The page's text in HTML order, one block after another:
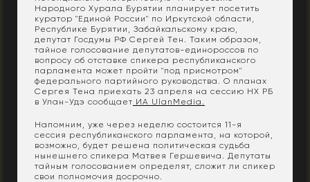
Народного Хурала Бурятии планирует посетить
куратор "Единой России" по Иркутской области,
Республике Бурятии, Забайкальскому краю,
депутат Госдумы РФ Сергей Тен. Таким образом,
тайное голосование депутатов-единороссов по
вопросу об отставке спикера республиканского
парламента может пройти "под присмотром"
федерального партийного руководства. О планах
Сергея Тена приехать 23 апреля на сессию НХ РБ
в Улан-Удэ сообщает ИА UlanMedia.
Напомним, уже через неделю состоится 11-я
сессия республиканского парламента, на которой,
возможно, будет решена политическая судьба
нынешнего спикера Матвея Гершевича. Депутаты
тайным голосованием определят, сложит ли спикер
свои полномочия досрочно.